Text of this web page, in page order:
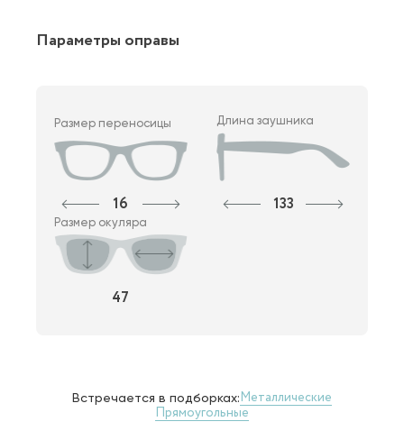
Параметры оправы
Размер переносицы
16
Длина заушника
133
Размер окуляра
47
Встречается в подборках:Металлические
Прямоугольные